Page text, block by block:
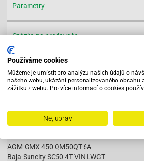
Parametry
Otázka na prodavače
Popis zboží
Vhodné pro:
AGM-GMX 450 QM50QT-6A
Baja-Suncity SC50 4T VIN LWGT
Používáme cookies
Můžeme je umístit pro analýzu našich údajů o
našeho webu, ukázání personalizovaného obsahu
zážitku z webu. Pro více informací o cookies
Ne, uprav